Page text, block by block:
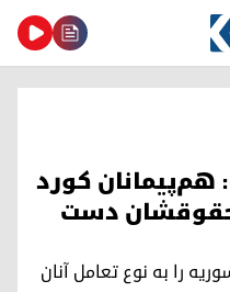
هم‌پیمانان کورد
حقوقشان دست
را به نوع تعامل آنان